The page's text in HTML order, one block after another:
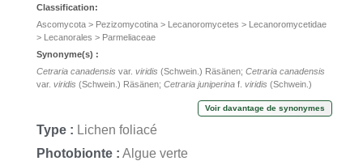
Classification:
Ascomycota > Pezizomycotina > Lecanoromycetes > Lecanoromycetidae
> Lecanorales > Parmeliaceae
Synonyme(s) :
Cetraria canadensis var. viridis (Schwein.) Räsänen; Cetraria canadensis
var. viridis (Schwein.) Räsänen; Cetraria juniperina f. viridis (Schwein.)
Cetraria juniperinavar.viridis (Schwein.)
Räsänen; Cetraria viridisSchwein.;
Tuckermannopsis viridis(Schwein.) Hale;
(Schwein.) Hale;Tuckermanopsis viridis
Voir davantage de synonymes
Type : Lichen foliacé
Photobionte : Algue verte